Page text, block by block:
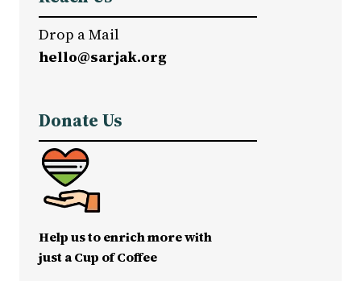
Drop a Mail
hello@sarjak.org
Donate Us
Help us to enrich more with
just a Cup of Coffee